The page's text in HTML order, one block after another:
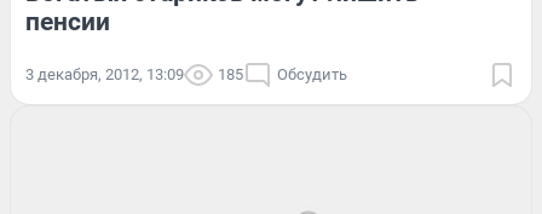
пенсии
3 декабря, 2012, 13:09 185 Обсудить